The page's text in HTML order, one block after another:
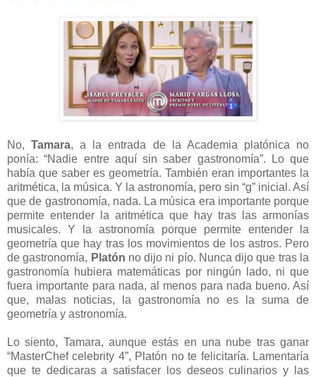
No,Tamara, a la entrada de la Academia platónica no
ponía: “Nadie entre aquí sin saber gastronomía”. Lo que
había que saber es geometría. También eran importantes la
aritmética, la música. Y la astronomía, pero sin “g” inicial. Así
que de gastronomía, nada. La música era importante porque
permite entender la aritmética que hay tras las armonías
musicales. Y la astronomía porque permite entender la
geometría que hay tras los movimientos de los astros. Pero
de gastronomía, Platón no dijo ni pío. Nunca dijo que tras la
gastronomía hubiera matemáticas por ningún lado, ni que
fuera importante para nada, al menos para nada bueno. Así
que, malas noticias, la gastronomía no es la suma de
geometría y astronomía.
Lo siento, Tamara, aunque estás en una nube tras ganar
“MasterChef celebrity 4”, Platón no te felicitaría. Lamentaría
que te dedicaras a satisfacer los deseos culinarios y las